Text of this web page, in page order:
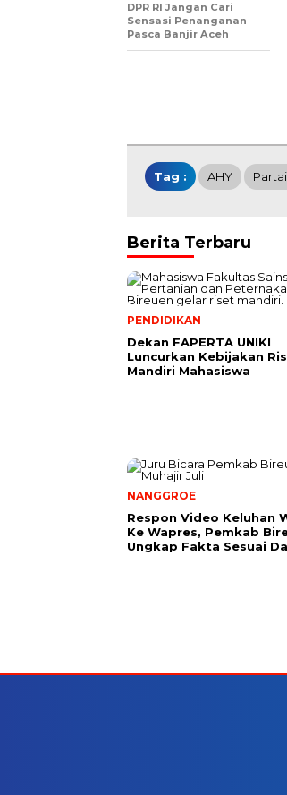
DPR RI Jangan Cari
Sensasi Penanganan
Pasca Banjir Aceh
Tag : AHY
Berita Terbaru
PENDIDIKAN
Dekan FAPERTA UNIKI
Luncurkan Kebijakan
Mandiri Mahasiswa
NANGGROE
Respon Video Keluhan
Ke Wapres, Pemkab
Ungkap Fakta Sesuai